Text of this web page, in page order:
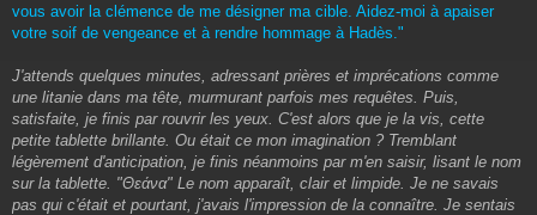
vous avoir la clémence de me désigner ma cible. Aidez-moi à apaiser
votre soif de vengeance et à rendre hommage à Hadès."
J'attends quelques minutes, adressant prières et imprécations comme
une litanie dans ma tête, murmurant parfois mes requêtes. Puis,
satisfaite, je finis par rouvrir les yeux. C'est alors que je la vis, cette
petite tablette brillante. Ou était ce mon imagination ? Tremblant
légèrement d'anticipation, je finis néanmoins par m'en saisir, lisant le nom
sur la tablette. "Θεάνα" Le nom apparaît, clair et limpide. Je ne savais
pas qui c'était et pourtant, j'avais l'impression de la connaître. Je sentais